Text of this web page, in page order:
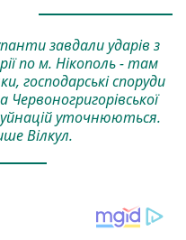
завдали ударів з
по м. Нікополь - там
господарські споруди
уточнюються.
Вілкул.